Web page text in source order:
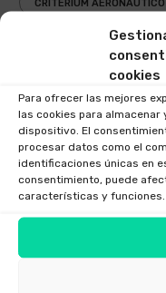
cookies
Para ofrecer las mejores
las cookies para
dispositivo. El
procesar datos como el
identificaciones únicas en
consentimiento, puede
características y funciones.
CRITERIUM
DRONE
EMPRESA DRONES
FESTIVAL AEREO(3)
GAFAS DRONES(1)
GAFAS INMERSIVAS(1)
LEY